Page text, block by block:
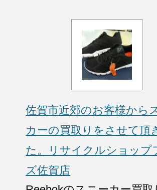
佐賀市近郊のお客様から
カーの買取りをさせて頂
た。リサイクルショップ
ズ佐賀店